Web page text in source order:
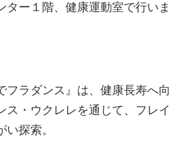
ター１階、健康運動室で行いま
ラダンス』は、健康長寿へ向
ス・ウクレレを通じて、フレイ
い探索。